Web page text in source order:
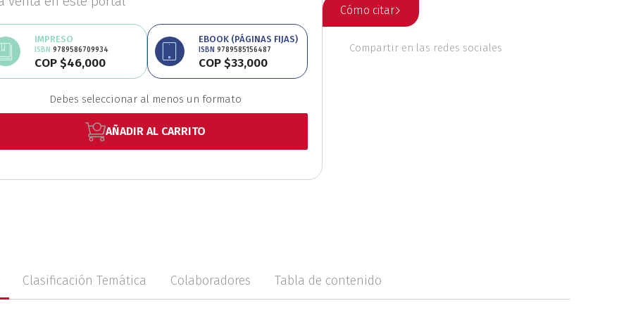
Educación
Estudios culturales
Estudios regionales
Física
Patrimonio
Periodismo
IMPRESO
ISBN 9789586709934
COP $46,000
disponibilidad
EBOOK (PÁGINAS FIJAS)
ISBN 9789585156487
COP $33,000
Debes seleccionar al menos un formato
AÑADIR AL CARRITO
Cómo citar
Compartir en las redes sociales
Clasificación Temática Colaboradores Tabla de contenido